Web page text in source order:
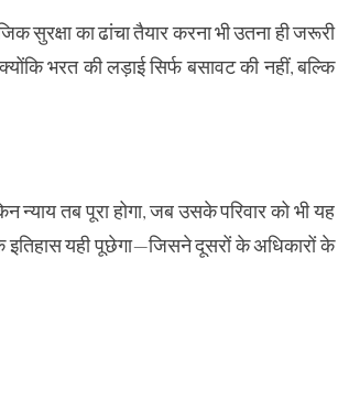
सुरक्षा का ढांचा तैयार करना भी उतना ही जरूरी
भरत की लड़ाई सिर्फ बसावट की नहीं, बल्कि
तब पूरा होगा, जब उसके परिवार को भी यह
इतिहास यही पूछेगा—जिसने दूसरों के अधिकारों के